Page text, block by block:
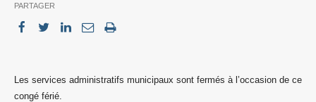
PARTAGER
Les services administratifs municipaux sont fermés à l’occasion de ce
congé férié.